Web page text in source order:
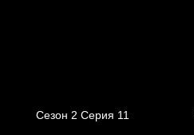
Сезон 2 Серия 11